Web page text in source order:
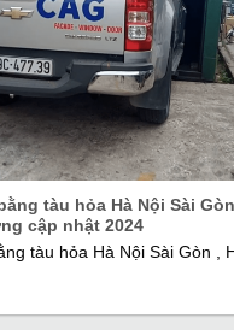
tàu hỏa Hà Nội Sài
cập nhật 2024
tàu hỏa Hà Nội Sài Gòn ,